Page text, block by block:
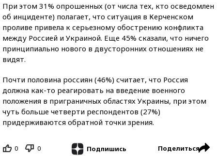
При этом 31% опрошенных (от числа тех, кто осведомлен
об инциденте) полагает, что ситуация в Керченском
проливе привела к серьезному обострению конфликта
между Россией и Украиной. Еще 45% сказали, что ничего
принципиально нового в двусторонних отношениях не
видят.
Почти половина россиян (46%) считает, что Россия
должна как-то реагировать на введение военного
положения в приграничных областях Украины, при этом
чуть больше четверти респондентов (27%)
придерживаются обратной точки зрения.
0 0 Подпишись Поделиться